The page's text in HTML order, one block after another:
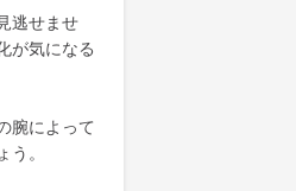
逃せませ
が気になる
腕によって
う。